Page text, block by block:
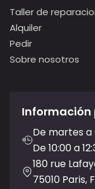
Taller de
Alquiler
Pedir
Sobre nosotros
De martes a
De 10:00 a
180 rue
75010 Paris,